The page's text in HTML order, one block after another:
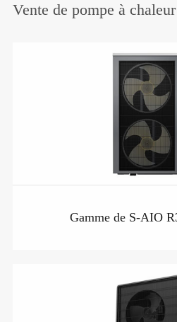
Vente de pompe à
Gamme de S-AIO